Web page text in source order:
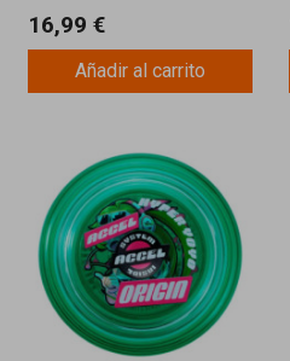
ACCEL Y DISEÑO DIVERTIDO
16,99 €
Añadir al carrito